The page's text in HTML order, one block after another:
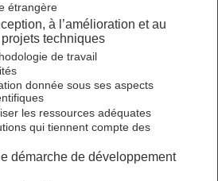
étrangère
à l’amélioration et au
techniques
de travail
donnée sous ses aspects
les ressources adéquates
qui tiennent compte des
démarche de développement